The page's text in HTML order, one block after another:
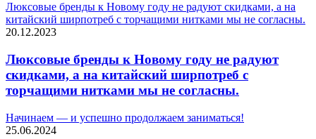
Люксовые бренды к Новому году не радуют скидками, а на
китайский ширпотреб с торчащими нитками мы не согласны.
20.12.2023
Люксовые бренды к Новому году не радуют
скидками, а на китайский ширпотреб с
торчащими нитками мы не согласны.
Начинаем — и успешно продолжаем заниматься!
25.06.2024